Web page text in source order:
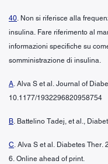
40. Non si riferisce alla
insulina. Fare riferimento al
informazioni specifiche su
somministrazione di insulina.
A. Alva S et al. Journal of
10.1177/1932296820958754
B. Battelino Tadej, et al.,
C. Alva S et al. Diabetes
6. Online ahead of print.